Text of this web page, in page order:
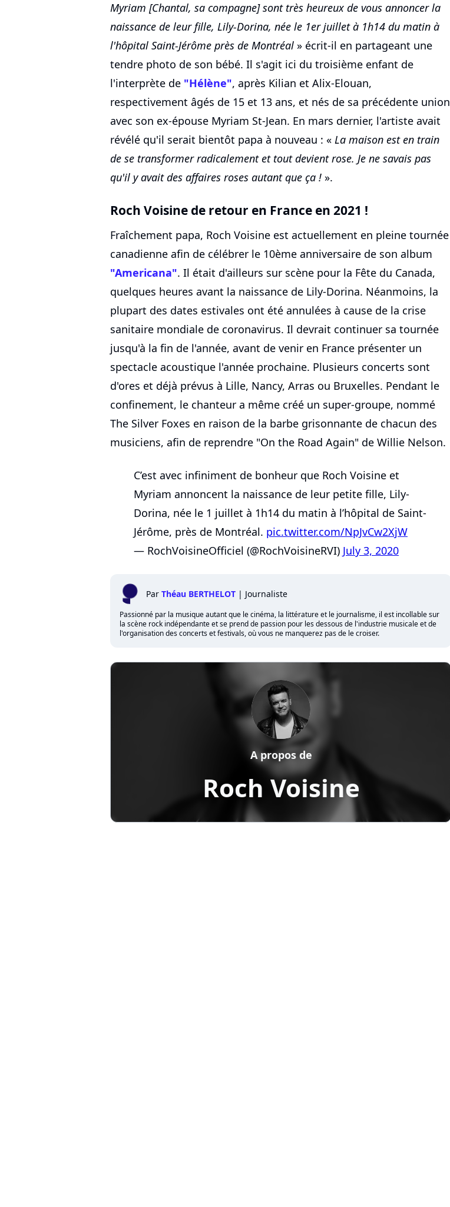
Myriam [Chantal, sa compagne] sont très heureux de vous annoncer la
naissance de leur fille, Lily-Dorina, née le 1er juillet à 1h14 du matin à
l'hôpital Saint-Jérôme près de Montréal » écrit-il en partageant une
tendre photo de son bébé. Il s'agit ici du troisième enfant de
l'interprète de "Hélène", après Kilian et Alix-Elouan,
respectivement âgés de 15 et 13 ans, et nés de sa précédente union
avec son ex-épouse Myriam St-Jean. En mars dernier, l'artiste avait
révélé qu'il serait bientôt papa à nouveau : « La maison est en train
de se transformer radicalement et tout devient rose. Je ne savais pas
qu'il y avait des affaires roses autant que ça ! ».
Roch Voisine de retour en France en 2021 !
Fraîchement papa, Roch Voisine est actuellement en pleine tournée
canadienne afin de célébrer le 10ème anniversaire de son album
"Americana". Il était d'ailleurs sur scène pour la Fête du Canada,
quelques heures avant la naissance de Lily-Dorina. Néanmoins, la
plupart des dates estivales ont été annulées à cause de la crise
sanitaire mondiale de coronavirus. Il devrait continuer sa tournée
jusqu'à la fin de l'année, avant de venir en France présenter un
spectacle acoustique l'année prochaine. Plusieurs concerts sont
d'ores et déjà prévus à Lille, Nancy, Arras ou Bruxelles. Pendant le
confinement, le chanteur a même créé un super-groupe, nommé
The Silver Foxes en raison de la barbe grisonnante de chacun des
musiciens, afin de reprendre "On the Road Again" de Willie Nelson.
C’est avec infiniment de bonheur que Roch Voisine et
Myriam annoncent la naissance de leur petite fille, Lily-
Dorina, née le 1 juillet à 1h14 du matin à l’hôpital de Saint-
Jérôme, près de Montréal. pic.twitter.com/NpJvCw2XjW
— RochVoisineOfficiel (@RochVoisineRVI) July 3, 2020
Par Théau BERTHELOT | Journaliste
Passionné par la musique autant que le cinéma, la littérature et le journalisme, il est incollable sur
la scène rock indépendante et se prend de passion pour les dessous de l'industrie musicale et de
l'organisation des concerts et festivals, où vous ne manquerez pas de le croiser.
Roch Voisine
A propos de